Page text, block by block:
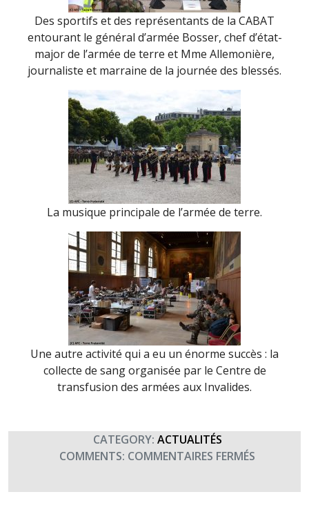
Des sportifs et des représentants de la CABAT
entourant le général d’armée Bosser, chef d’état-
major de l’armée de terre et Mme Allemonière,
journaliste et marraine de la journée des blessés.
La musique principale de l’armée de terre.
Une autre activité qui a eu un énorme succès : la
collecte de sang organisée par le Centre de
transfusion des armées aux Invalides.
CATEGORY: ACTUALITÉS
COMMENTS: COMMENTAIRES FERMÉS
DES